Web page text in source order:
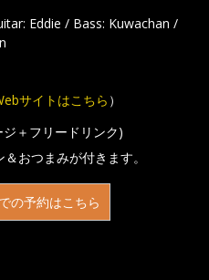
Eddie / Bass: Kuwachan /
サイトはこちら ）
＋フリードリンク)
おつまみが付きます。
の予約はこちら